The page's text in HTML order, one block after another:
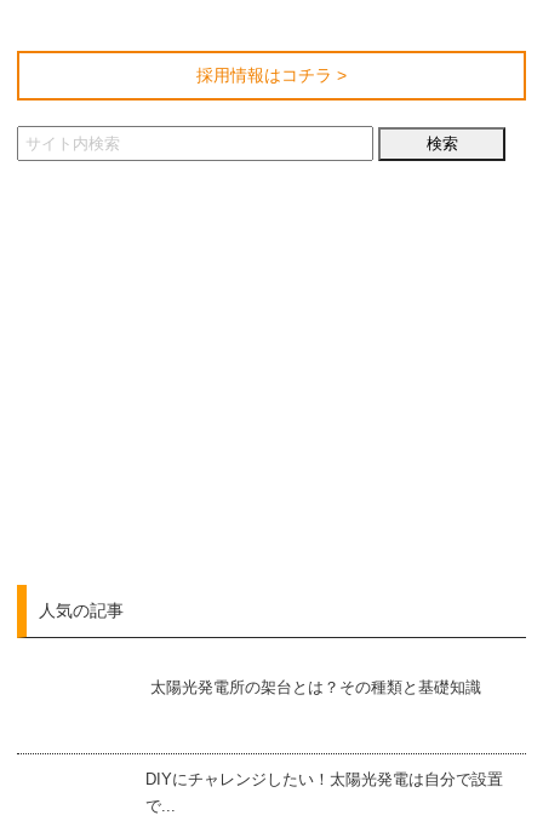
採用情報はコチラ >
人気の記事
太陽光発電所の架台とは？その種類と基礎知識
DIYにチャレンジしたい！太陽光発電は自分で設置
で...